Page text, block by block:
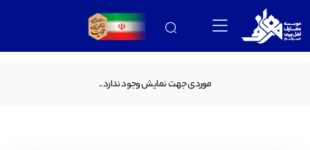
موردی جهت نمایش وجود ندارد ..